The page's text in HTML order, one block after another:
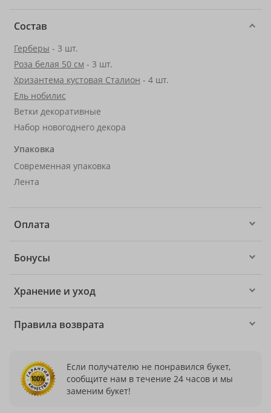
Состав
Герберы - 3 шт.
Роза белая 50 см - 3 шт.
Хризантема кустовая Сталион - 4 шт.
Ель нобилис
Ветки декоративные
Набор новогоднего декора
Упаковка
Современная упаковка
Лента
Оплата
Бонусы
Хранение и уход
Правила возврата
Если получателю не понравился букет,
сообщите нам в течение 24 часов и мы
заменим букет!